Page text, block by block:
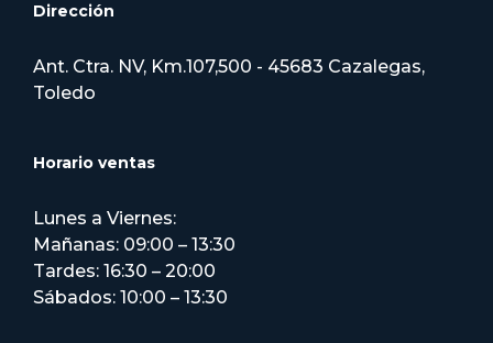
Dirección
Ant. Ctra. NV, Km.107,500 - 45683 Cazalegas,
Toledo
Horario ventas
Lunes a Viernes:
Mañanas: 09:00 – 13:30
Tardes: 16:30 – 20:00
Sábados: 10:00 – 13:30